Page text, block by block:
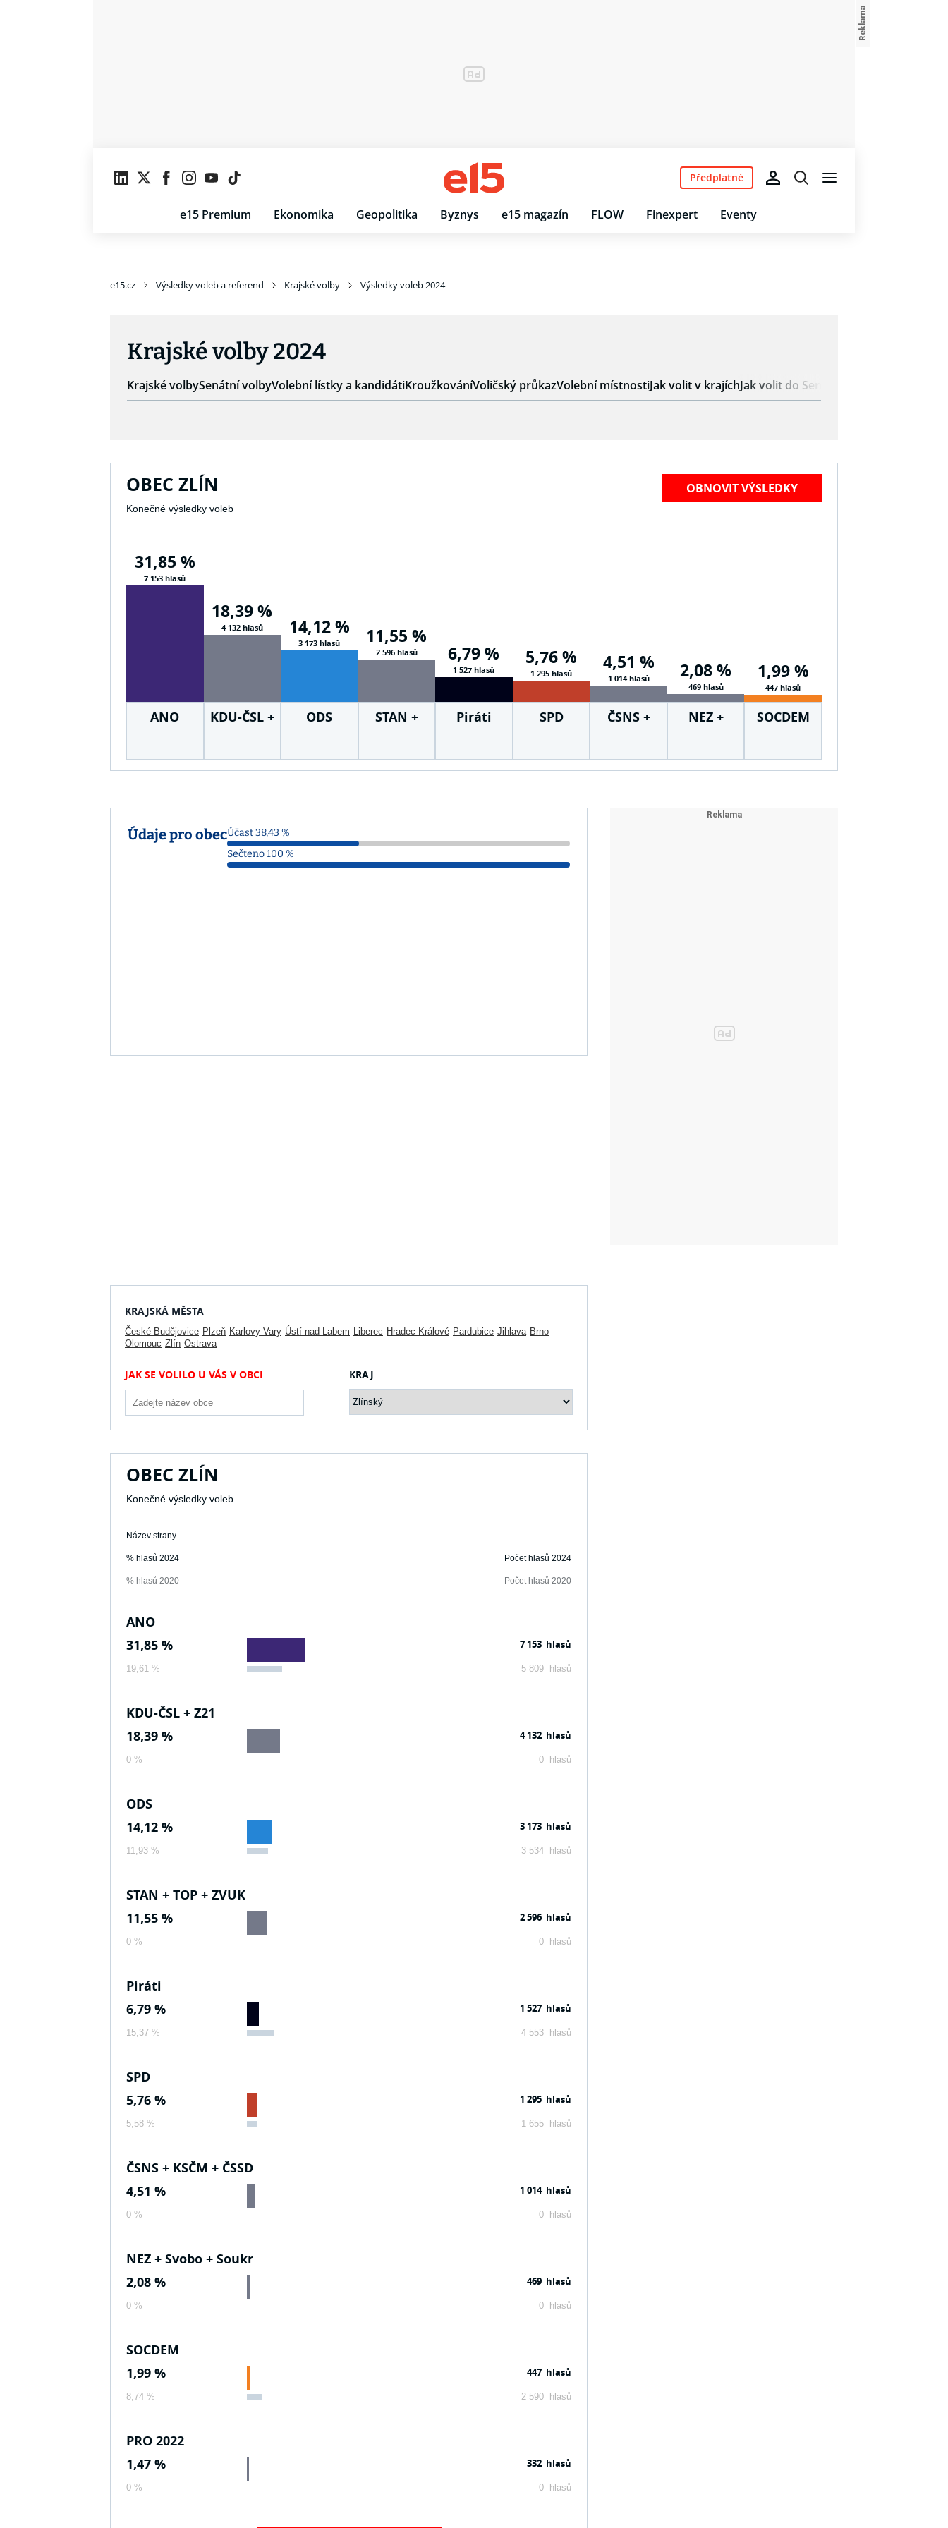
e15 Premium Ekonomika Geopolitika Byznys e15 magazín FLOW Finexpert Eventy
Předplatné
e15.cz Výsledky voleb a referend Krajské volby Výsledky voleb 2024
Krajské volby 2024
Krajské volbySenátní volbyVolební lístky a kandidátiKroužkováníVoličský průkazVolební místnostiJak volit v krajíchJak volit do Senátu
OBEC ZLÍN
Konečné výsledky voleb
OBNOVIT VÝSLEDKY
ANO
31,85 %
7 153 hlasů
KDU-ČSL +
18,39 %
4 132 hlasů
ODS
14,12 %
3 173 hlasů
STAN +
11,55 %
2 596 hlasů
Piráti
6,79 %
1 527 hlasů
SPD
5,76 %
1 295 hlasů
ČSNS +
4,51 %
1 014 hlasů
NEZ +
2,08 %
469 hlasů
SOCDEM
1,99 %
447 hlasů
Údaje pro obecÚčast 38,43 %
Sečteno 100 %
KRAJSKÁ MĚSTA
České Budějovice Plzeň Karlovy Vary Ústí nad Labem Liberec Hradec Králové Pardubice Jihlava Brno
Olomouc Zlín Ostrava
JAK SE VOLILO U VÁS V OBCI KRAJ
OBEC ZLÍN
Konečné výsledky voleb
Název strany
% hlasů 2024
% hlasů 2020
Počet hlasů 2024
Počet hlasů 2020
ANO
31,85 %
19,61 %
7 153 hlasů
5 809 hlasů
KDU-ČSL + Z21
18,39 %
0 %
4 132 hlasů
0 hlasů
ODS
14,12 %
11,93 %
3 173 hlasů
3 534 hlasů
STAN + TOP + ZVUK
11,55 %
0 %
2 596 hlasů
0 hlasů
Piráti
6,79 %
15,37 %
1 527 hlasů
4 553 hlasů
SPD
5,76 %
5,58 %
1 295 hlasů
1 655 hlasů
ČSNS + KSČM + ČSSD
4,51 %
0 %
1 014 hlasů
0 hlasů
NEZ + Svobo + Soukr
2,08 %
0 %
469 hlasů
0 hlasů
SOCDEM
1,99 %
8,74 %
447 hlasů
2 590 hlasů
PRO 2022
1,47 %
0 %
332 hlasů
0 hlasů